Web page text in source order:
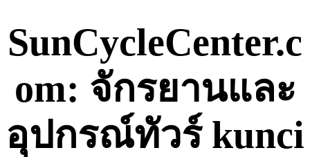
content
SunCycleCenter.c
om: จักรยานและ
อุปกรณ์ทัวร์ kunci